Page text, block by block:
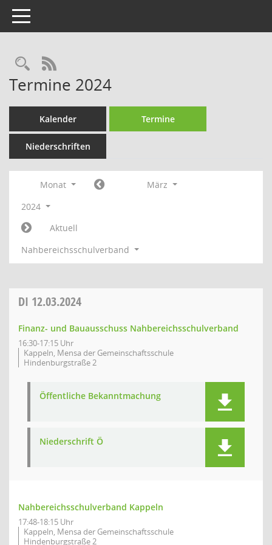
Toggle navigation
Rechercheauswahl
RSS-Feed
Termine 2024
Kalender Termine
Niederschriften
Monat
März
2024
Aktuell
Nahbereichsschulverband
DI 12.03.2024
Finanz- und Bauausschuss Nahbereichsschulverband
16:30-17:15 Uhr
Kappeln, Mensa der Gemeinschaftsschule
Hindenburgstraße 2
Öffentliche Bekanntmachung
Niederschrift Ö
Nahbereichsschulverband Kappeln
17:48-18:15 Uhr
Kappeln, Mensa der Gemeinschaftsschule
Hindenburgstraße 2